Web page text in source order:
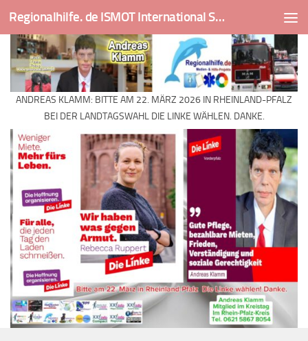
Skip to content Regionalhilfe. de ISMOT International Social And Medical Outreach Team
ANDREAS KLAMM: BITTE AM 22. MÄRZ 2026 IN RHEINLAND-PFALZ
BEI DER LANDTAGSWAHL DIE LINKE WÄHLEN. DANKE.